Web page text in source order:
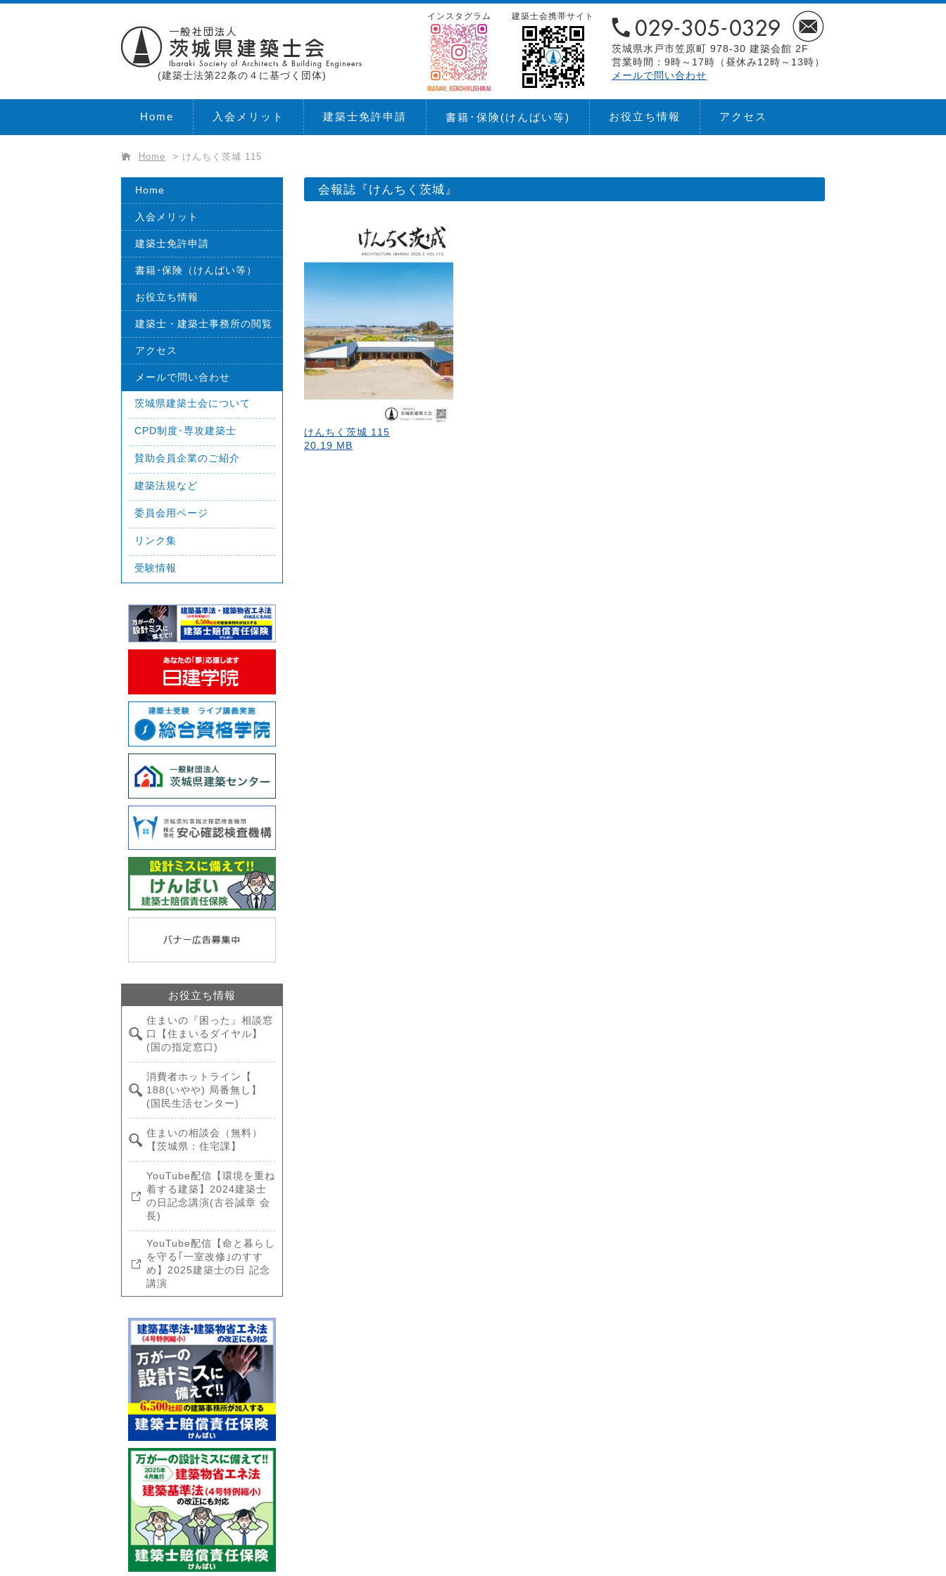
(建築士法第22条の４に基づく団体)
茨城県水戸市笠原町 978-30 建築会館 2F
営業時間：9時～17時（昼休み12時～13時）
メールで問い合わせ
建築士会携帯サイト
インスタグラム
Home 入会メリット 建築士免許申請 書籍･保険(けんばい等) お役立ち情報 アクセス
Home > けんちく茨城 115
会報誌『けんちく茨城』
けんちく茨城 115
20.19 MB
Home
入会メリット
建築士免許申請
書籍･保険（けんばい等）
お役立ち情報
建築士・建築士事務所の閲覧
アクセス
メールで問い合わせ
茨城県建築士会について
CPD制度･専攻建築士
賛助会員企業のご紹介
建築法規など
委員会用ページ
リンク集
受験情報
お役立ち情報
住まいの『困った』相談窓
口【住まいるダイヤル】
(国の指定窓口)
消費者ホットライン【
188(いやや) 局番無し】
(国民生活センター)
住まいの相談会（無料）
【茨城県：住宅課】
YouTube配信【環境を重ね
着する建築】2024建築士
の日記念講演(古谷誠章 会
長)
YouTube配信【命と暮らし
を守る｢一室改修｣のすす
め】2025建築士の日 記念
講演